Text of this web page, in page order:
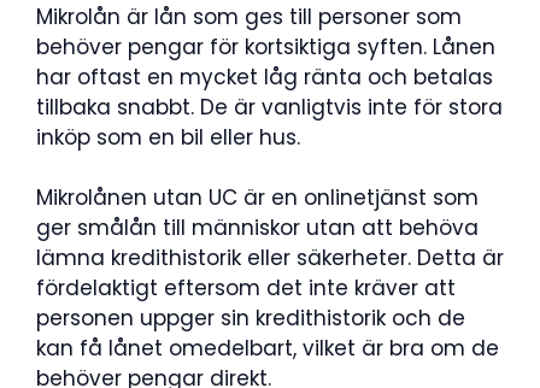
Mikrolån är lån som ges till personer som
behöver pengar för kortsiktiga syften. Lånen
har oftast en mycket låg ränta och betalas
tillbaka snabbt. De är vanligtvis inte för stora
inköp som en bil eller hus.
Mikrolånen utan UC är en onlinetjänst som
ger smålån till människor utan att behöva
lämna kredithistorik eller säkerheter. Detta är
fördelaktigt eftersom det inte kräver att
personen uppger sin kredithistorik och de
kan få lånet omedelbart, vilket är bra om de
behöver pengar direkt.